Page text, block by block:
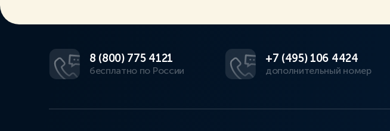
8 (800) 775 4121
бесплатно по России
+7 (495) 106 4424
дополнительный номер